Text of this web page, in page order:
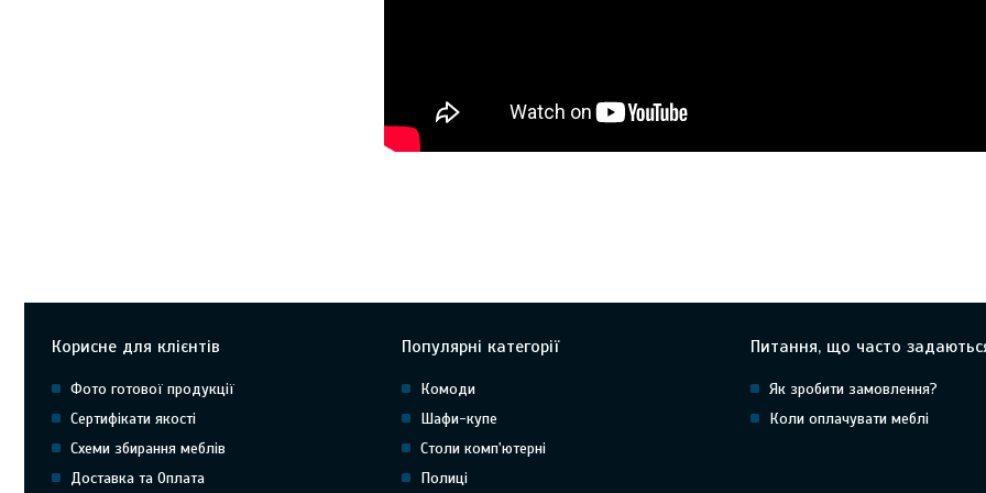
Корисне для клієнтів
Фото готової продукції
Сертифікати якості
Схеми збирання меблів
Доставка та Оплата
Популярні категорії
Комоди
Шафи-купе
Столи комп'ютерні
Полиці
Питання, що часто
Як зробити замовлення?
Коли оплачувати меблі